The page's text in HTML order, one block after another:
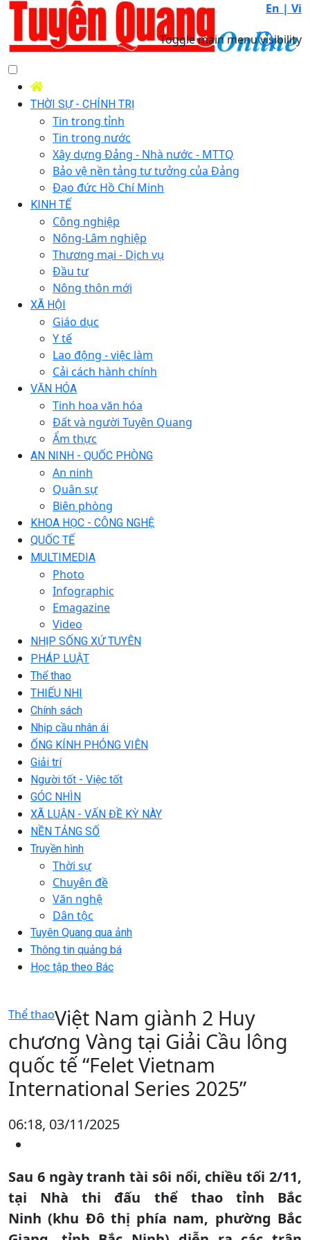
En | Vi
Toggle main menu visibility
THỜI SỰ - CHÍNH TRỊ
Tin trong tỉnh
Tin trong nước
Xây dựng Đảng - Nhà nước - MTTQ
Bảo vệ nền tảng tư tưởng của Đảng
Đạo đức Hồ Chí Minh
KINH TẾ
Công nghiệp
Nông-Lâm nghiệp
Thương mại - Dịch vụ
Đầu tư
Nông thôn mới
XÃ HỘI
Giáo dục
Y tế
Lao động - việc làm
Cải cách hành chính
VĂN HÓA
Tinh hoa văn hóa
Đất và người Tuyên Quang
Ẩm thực
AN NINH - QUỐC PHÒNG
An ninh
Quân sự
Biên phòng
KHOA HỌC - CÔNG NGHỆ
QUỐC TẾ
MULTIMEDIA
Photo
Infographic
Emagazine
Video
NHỊP SỐNG XỨ TUYÊN
PHÁP LUẬT
Thể thao
THIẾU NHI
Chính sách
Nhịp cầu nhân ái
ỐNG KÍNH PHÓNG VIÊN
Giải trí
Người tốt - Việc tốt
GÓC NHÌN
XÃ LUẬN - VẤN ĐỀ KỲ NÀY
NỀN TẢNG SỐ
Truyền hình
Thời sự
Chuyên đề
Văn nghệ
Dân tộc
Tuyên Quang qua ảnh
Thông tin quảng bá
Học tập theo Bác
Thể thaoViệt Nam giành 2 Huy
chương Vàng tại Giải Cầu lông
quốc tế “Felet Vietnam
International Series 2025”
06:18, 03/11/2025
Sau 6 ngày tranh tài sôi nổi, chiều tối 2/11,
tại Nhà thi đấu thể thao tỉnh Bắc
Ninh (khu Đô thị phía nam, phường Bắc